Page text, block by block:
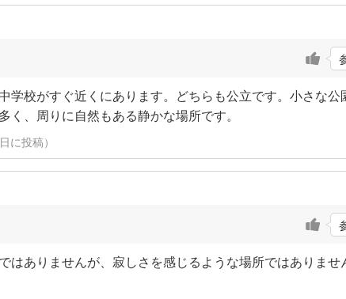
学校がすぐ近くにあります。どちらも公立です。小さな公
、周りに自然もある静かな場所です。
に投稿）
ありませんが、寂しさを感じるような場所ではありませ